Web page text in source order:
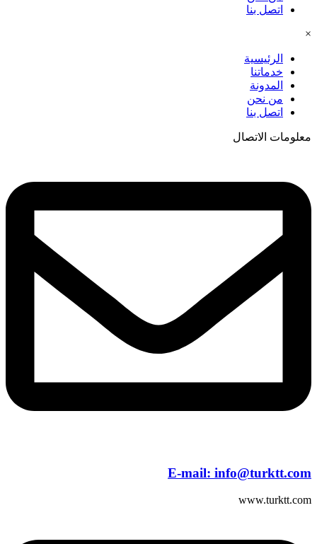
اتصل بنا
×
الرئيسية
خدماتنا
المدونة
من نحن
اتصل بنا
معلومات الاتصال
E-mail: info@turktt.com
www.turktt.com